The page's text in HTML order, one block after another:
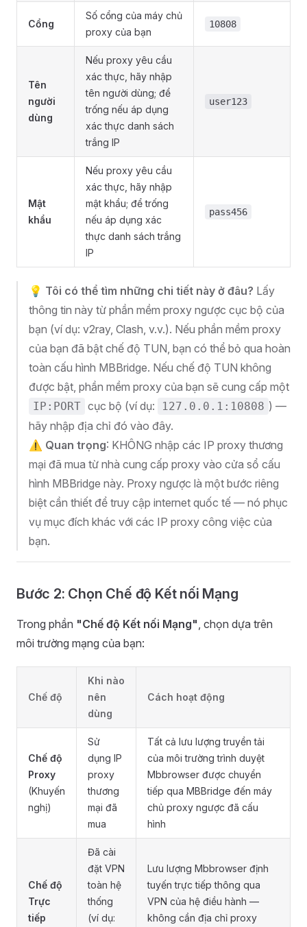
Cổng
Số cổng của máy chủ
proxy của bạn
10808
Tên
người
dùng
Nếu proxy yêu cầu
xác thực, hãy nhập
tên người dùng; để
trống nếu áp dụng
xác thực danh sách
trắng IP
user123
Mật
khẩu
Nếu proxy yêu cầu
xác thực, hãy nhập
mật khẩu; để trống
nếu áp dụng xác
thực danh sách trắng
IP
pass456
💡 Tôi có thể tìm những chi tiết này ở đâu? Lấy
thông tin này từ phần mềm proxy ngược cục bộ của
bạn (ví dụ: v2ray, Clash, v.v.). Nếu phần mềm proxy
của bạn đã bật chế độ TUN, bạn có thể bỏ qua hoàn
toàn cấu hình MBBridge. Nếu chế độ TUN không
được bật, phần mềm proxy của bạn sẽ cung cấp một
IP:PORT cục bộ (ví dụ: 127.0.0.1:10808 ) —
hãy nhập địa chỉ đó vào đây.
⚠️ Quan trọng: KHÔNG nhập các IP proxy thương
mại đã mua từ nhà cung cấp proxy vào cửa sổ cấu
hình MBBridge này. Proxy ngược là một bước riêng
biệt cần thiết để truy cập internet quốc tế — nó phục
vụ mục đích khác với các IP proxy công việc của
bạn.
Bước 2: Chọn Chế độ Kết nối Mạng
Trong phần "Chế độ Kết nối Mạng" , chọn dựa trên
môi trường mạng của bạn:
Chế độ
Khi nào
nên
dùng
Cách hoạt động
Chế độ
Proxy
(Khuyến
nghị)
Sử
dụng IP
proxy
thương
mại đã
mua
Tất cả lưu lượng truyền tải
của môi trường trình duyệt
Mbbrowser được chuyển
tiếp qua MBBridge đến máy
chủ proxy ngược đã cấu
hình
Chế độ
Trực
tiếp
Đã cài
đặt VPN
toàn hệ
thống
(ví dụ:
Lưu lượng Mbbrowser định
tuyến trực tiếp thông qua
VPN của hệ điều hành —
không cần địa chỉ proxy